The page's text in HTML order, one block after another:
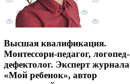
Высшая квалификация.
Монтессори-педагог, логопед-
дефектолог. Эксперт журнала
«Мой ребенок», автор